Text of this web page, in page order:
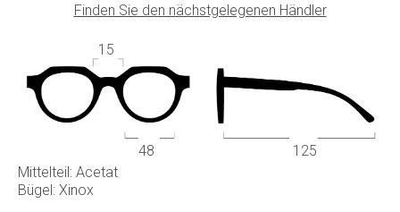
Mittelteil: Acetat
Bügel: Xinox
Finden Sie den nächstgelegenen Händler
48
15
125